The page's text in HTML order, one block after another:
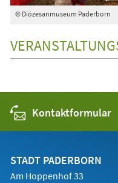
© Diözesanmuseum Paderborn
Kontaktformular
STADT PADERBORN
Am Hoppenhof 33